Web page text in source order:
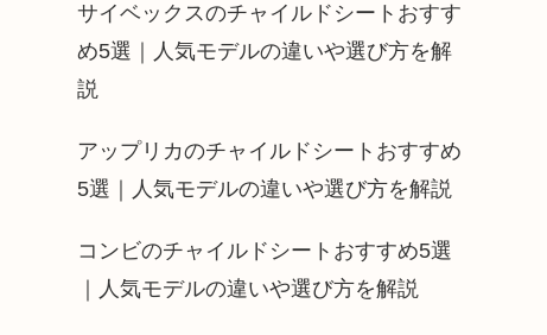
サイベックスのチャイルドシートおすす
め5選｜人気モデルの違いや選び方を解
説
アップリカのチャイルドシートおすすめ
5選｜人気モデルの違いや選び方を解説
コンビのチャイルドシートおすすめ5選
｜人気モデルの違いや選び方を解説